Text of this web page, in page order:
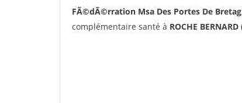
FÃ©dÃ©rration Msa Des Portes De
complémentaire santé à ROCHE